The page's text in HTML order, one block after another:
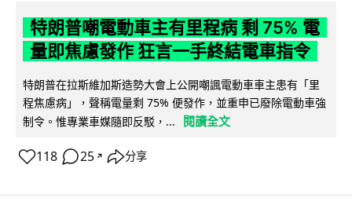
特朗普嘲電動車主有里程病 剩 75% 電
量即焦慮發作 狂言一手終結電車指令
特朗普在拉斯維加斯造勢大會上公開嘲諷電動車車主患有「里
程焦慮病」，聲稱電量剩 75% 便發作，並重申已廢除電動車強
制令。惟專業車媒隨即反駁，...
閱讀全文
118 25 ↗ 分享